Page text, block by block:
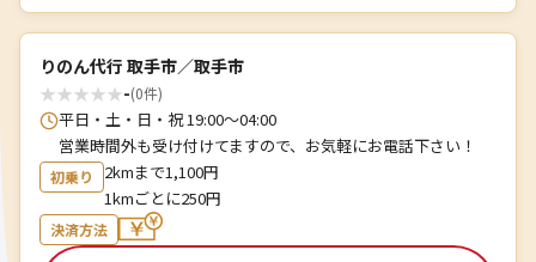
りのん代行 取手市／取手市
★★★★★-(0件)
平日・土・日・祝 19:00～04:00
営業時間外も受け付けてますので、お気軽にお電話下さい！
初乗り
2kmまで1,100円
1kmごとに250円
決済方法